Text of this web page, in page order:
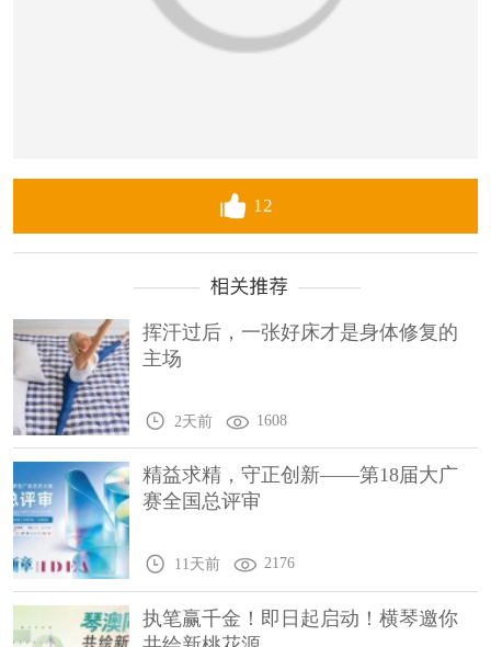
12
挥汗过后，一张好床才是身体修复的
主场
2天前 1608
精益求精，守正创新——第18届大广
赛全国总评审
11天前 2176
执笔赢千金！即日起启动！横琴邀你